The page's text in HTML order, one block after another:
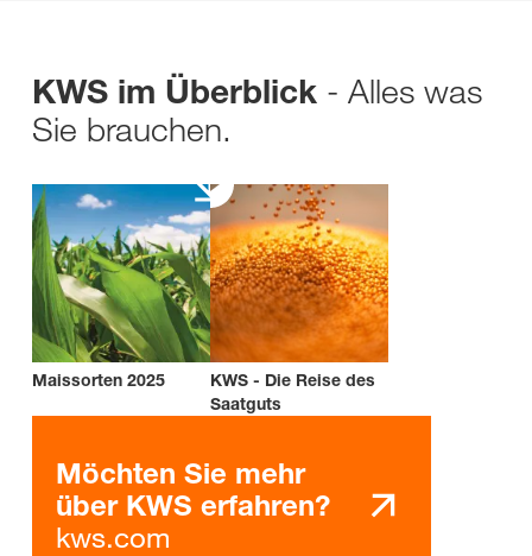
KWS im Überblick - Alles was
Sie brauchen.
Maissorten 2025
KWS - Die Reise des
Saatguts
Möchten Sie mehr
über KWS erfahren?
kws.com